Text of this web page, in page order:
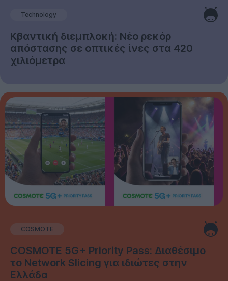
Technology
Κβαντική διεμπλοκή: Νέο ρεκόρ
απόστασης σε οπτικές ίνες στα 420
χιλιόμετρα
COSMOTE
COSMOTE 5G+ Priority Pass: Διαθέσιμο
το Network Slicing για ιδιώτες στην
Ελλάδα